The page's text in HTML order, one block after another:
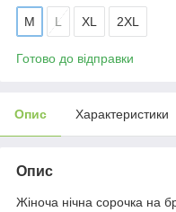
M L XL 2XL
Готово до відправки
Опис Характеристики
Опис
Жіноча нічна сорочка на